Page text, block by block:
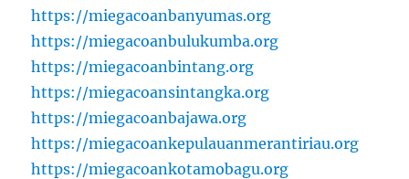
https://miegacoanbanyumas.org
https://miegacoanbulukumba.org
https://miegacoanbintang.org
https://miegacoansintangka.org
https://miegacoanbajawa.org
https://miegacoankepulauanmerantiriau.org
https://miegacoankotamobagu.org